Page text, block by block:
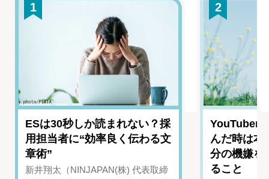
1
ESは30秒しか読まれない？採
用担当者に“効率良く伝わる文
章術”
新井翔太（NINJAPAN(株) 代表取締
2
YouTuber
んだ時は
分の機嫌を
ること